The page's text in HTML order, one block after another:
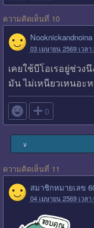
ความคิดเห็นที่ 10
Nooknickandnoina
03 เมษายน 2569 เวลา
เคยใช้บีโอเรอยู่ช่วง
มัน ไม่เหนียวเหนอะ
 0
∨
ความคิดเห็นที่ 11
สมาชิกหมายเลข
04 เมษายน 2569 เวลา